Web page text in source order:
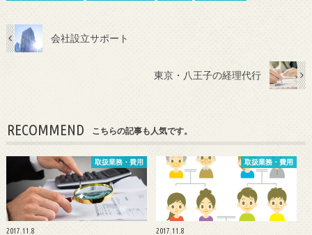
会社設立サポート
東京・八王子の経理代行
RECOMMEND こちらの記事も人気です。
取扱業務・費用
2017.11.8
取扱業務・費用
2017.11.8